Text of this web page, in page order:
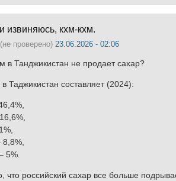
извиняюсь, кхм-кхм.
проверено) 23.06.2026 - 02:06
в Танджикистан не продает сахар?
Таджикистан составляет (2024):
8,8%,
5%.
что российский сахар все больше